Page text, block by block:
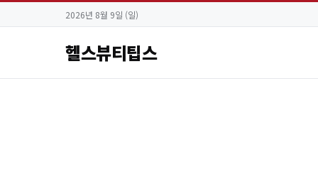
2026년 8월 9일 (일)
헬스뷰티팁스